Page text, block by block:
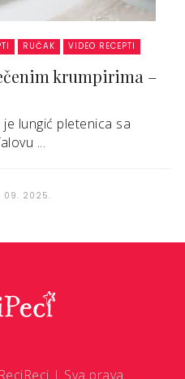
RUČAK VIDEO RECEPTI
krumpirima –
lungić pletenica sa
...
09. 2025.
| Sva prava